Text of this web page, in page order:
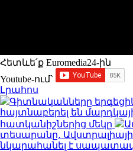
Հետևե՛ք Euromedia24-ին
Youtube-ում`
Լրահոս
Գիտնականները
հայտնաբերել են
հատկանիշներից մեկը
տեսարանը․
նկարահանել է